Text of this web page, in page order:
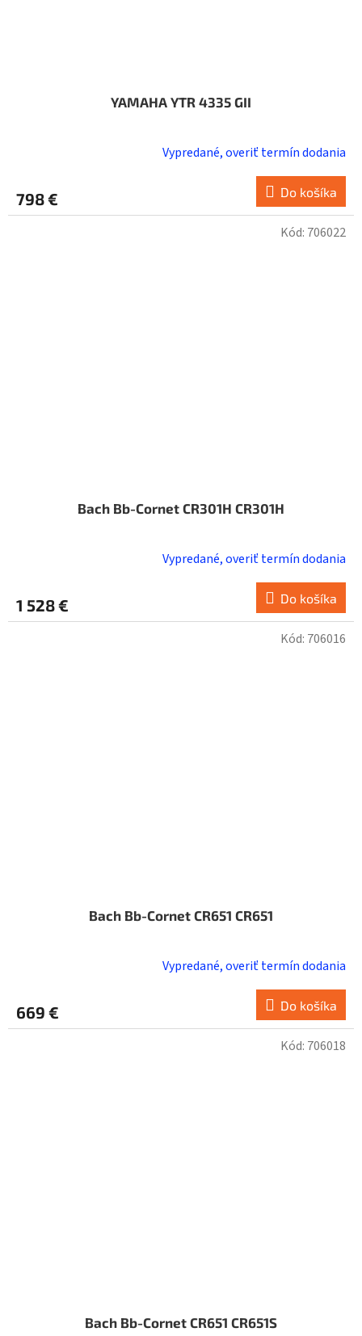
YAMAHA YTR 4335 GII
Vypredané, overiť termín dodania
798 € Do košíka
Bach Bb-Cornet CR301H CR301H
Vypredané, overiť termín dodania
1 528 € Do košíka
Kód: 706022
Bach Bb-Cornet CR651 CR651
Vypredané, overiť termín dodania
669 € Do košíka
Kód: 706016
Bach Bb-Cornet CR651 CR651S
Kód: 706018